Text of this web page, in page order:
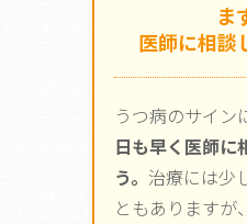
ま
医師に相談
うつ病のサイン
日も早く医師に
う。 治療には少
ともありますが